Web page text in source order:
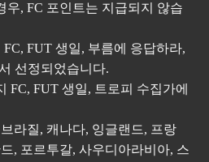
우, FC 포인트는 지급되지 않습
FUT 생일, 부름에 응답하라,
선정되었습니다.
FC, FUT 생일, 트로피 수집가에
라질, 캐나다, 잉글랜드, 프랑
, 포르투갈, 사우디아라비아, 스